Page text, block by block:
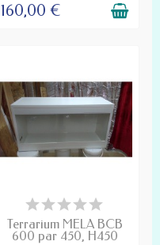
160,00 €
DÉLAI DE FABRICATION
D'UN MOIS
Terrarium MELA BCB
600 par 450, H450